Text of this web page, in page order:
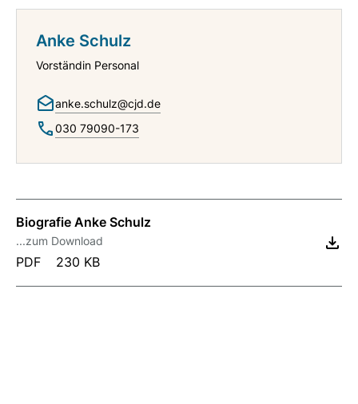
Anke Schulz
Vorständin Personal
anke.schulz@cjd.de
030 79090-173
Biografie Anke Schulz
...zum Download
PDF 230 KB